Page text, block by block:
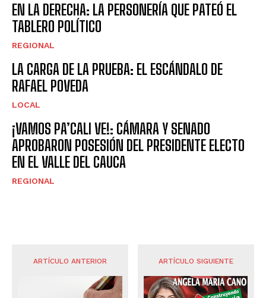
EN LA DERECHA: LA PERSONERÍA QUE PATEÓ EL
TABLERO POLÍTICO
REGIONAL
LA CARGA DE LA PRUEBA: EL ESCÁNDALO DE
RAFAEL POVEDA
LOCAL
¡VAMOS PA’CALI VE!: CÁMARA Y SENADO
APROBARON POSESIÓN DEL PRESIDENTE ELECTO
EN EL VALLE DEL CAUCA
REGIONAL
ARTÍCULO ANTERIOR ARTÍCULO SIGUIENTE